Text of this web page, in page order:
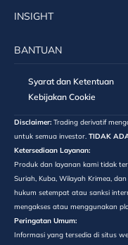
INSIGHT
BANTUAN
Syarat dan Ketentuan
Kebijakan Cookie
Disclaimer: Trading derivatif
untuk semua investor. TIDAK
Ketersediaan Layanan:
Produk dan layanan kami tidak
Suriah, Kuba, Wilayah Krimea,
hukum setempat atau sanksi
mengakses atau menggunakan
Peringatan Umum:
Informasi yang tersedia di situs